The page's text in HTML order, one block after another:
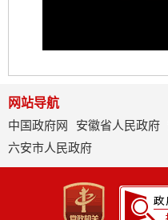
网站导航
中国政府网
安徽省人民政府
六安市人民政府